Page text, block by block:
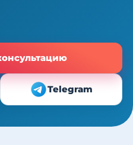
Telegram